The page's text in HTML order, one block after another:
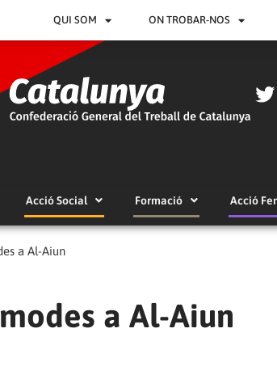
QUI SOM ON TROBAR-NOS
Acció Social Formació Acció
a Al-Aiun
a Al-Aiun